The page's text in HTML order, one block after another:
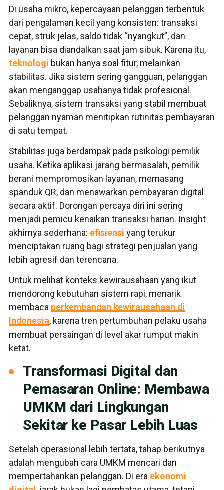
Di usaha mikro, kepercayaan pelanggan terbentuk
dari pengalaman kecil yang konsisten: transaksi
cepat, struk jelas, saldo tidak “nyangkut”, dan
layanan bisa diandalkan saat jam sibuk. Karena itu,
teknologi bukan hanya soal fitur, melainkan
stabilitas. Jika sistem sering gangguan, pelanggan
akan menganggap usahanya tidak profesional.
Sebaliknya, sistem transaksi yang stabil membuat
pelanggan nyaman menitipkan rutinitas pembayaran
di satu tempat.
Stabilitas juga berdampak pada psikologi pemilik
usaha. Ketika aplikasi jarang bermasalah, pemilik
berani mempromosikan layanan, memasang
spanduk QR, dan menawarkan pembayaran digital
secara aktif. Dorongan percaya diri ini sering
menjadi pemicu kenaikan transaksi harian. Insight
akhirnya sederhana: efisiensi yang terukur
menciptakan ruang bagi strategi penjualan yang
lebih agresif dan terencana.
Untuk melihat konteks kewirausahaan yang ikut
mendorong kebutuhan sistem rapi, menarik
membaca perkembangan kewirausahaan di
Indonesia, karena tren pertumbuhan pelaku usaha
membuat persaingan di level akar rumput makin
ketat.
Transformasi Digital dan
Pemasaran Online: Membawa
UMKM dari Lingkungan
Sekitar ke Pasar Lebih Luas
Setelah operasional lebih tertata, tahap berikutnya
adalah mengubah cara UMKM mencari dan
mempertahankan pelanggan. Di era ekonomi